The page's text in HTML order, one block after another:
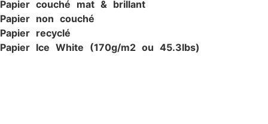
Papier couché mat & brillant
Papier non couché
Papier recyclé
Papier Ice White (170g/m2 ou 45.3lbs)